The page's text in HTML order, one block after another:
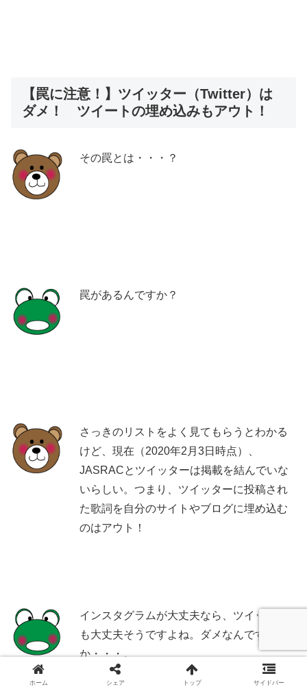
【罠に注意！】ツイッター（Twitter）は
ダメ！ ツイートの埋め込みもアウト！
その罠とは・・・？
罠があるんですか？
さっきのリストをよく見てもらうとわかる
けど、現在（2020年2月3日時点）、
JASRACとツイッターは掲載を結んでいな
いらしい。つまり、ツイッターに投稿され
た歌詞を自分のサイトやブログに埋め込む
のはアウト！
インスタグラムが大丈夫なら、ツイッター
も大丈夫そうですよね。ダメなんです
か・・・。
ホーム シェア トップ サイドバー